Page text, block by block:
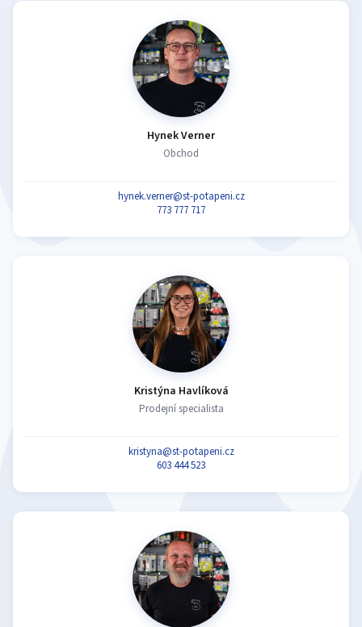
Hynek Verner
Obchod
hynek.verner@st-potapeni.cz
773 777 717
Kristýna Havlíková
Prodejní specialista
kristyna@st-potapeni.cz
603 444 523